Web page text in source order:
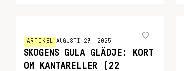
ARTIKEL AUGUSTI 27, 2025
SKOGENS GULA GLÄDJE: KORT
OM KANTARELLER (22